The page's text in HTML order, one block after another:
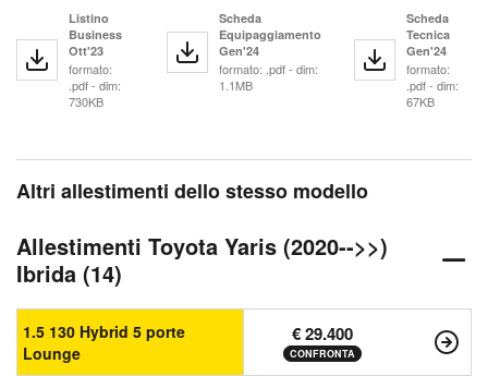
Listino
Business
Ott'23
formato:
.pdf - dim:
730KB
Scheda
Equipaggiamento
Gen'24
formato: .pdf - dim:
1.1MB
Scheda
Tecnica
Gen'24
formato:
.pdf - dim:
67KB
Altri allestimenti dello stesso modello
Allestimenti Toyota Yaris (2020-->>)
Ibrida (14)
1.5 130 Hybrid 5 porte
Lounge
€ 29.400
CONFRONTA